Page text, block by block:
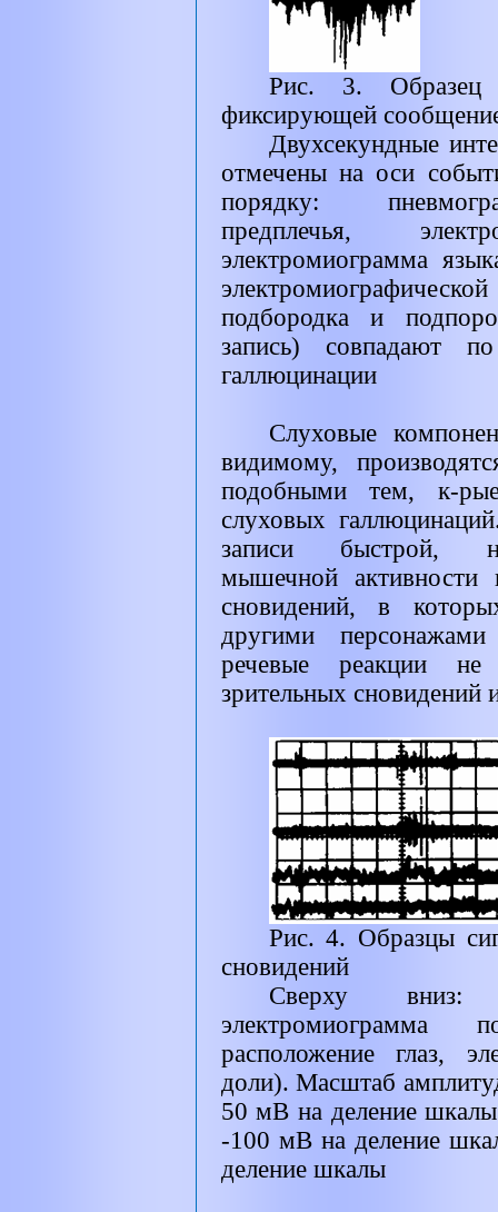
Рис. 3. Образец
фиксирующей
Двухсекундные
отмечены на оси
порядку:
предплечья,
электромиограмма
подбородка и
запись) совпадают
галлюцинации
Слуховые
видимому,
подобными тем, к-
слуховых
записи быстрой,
мышечной
сновидений, в
другими
речевые реакции
зрительных сновидений
Рис. 4. Образцы
сновидений
Сверху вниз:
электромиограмма
расположение глаз,
доли). Масштаб
50 мВ на деление
-100 мВ на деление
деление шкалы